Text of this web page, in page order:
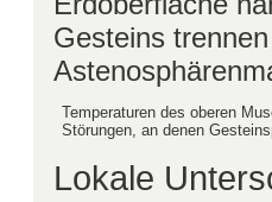
Gesteins
Temperaturen des oberen
Störungen, an denen
Lokale